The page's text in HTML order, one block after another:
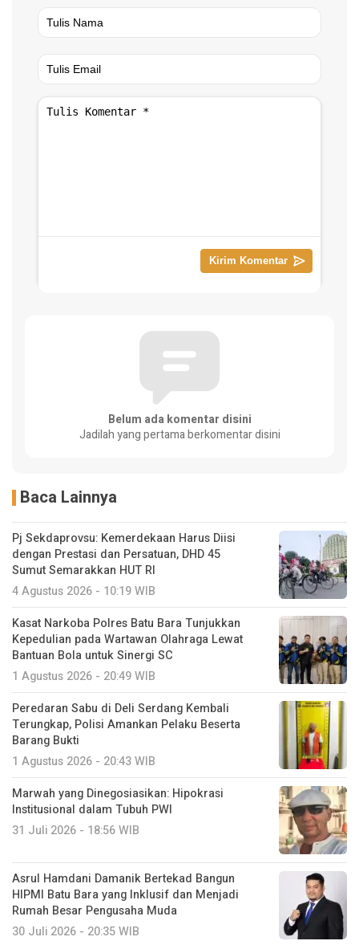
Belum ada komentar disini
Jadilah yang pertama berkomentar disini
Baca Lainnya
Pj Sekdaprovsu: Kemerdekaan Harus Diisi
dengan Prestasi dan Persatuan, DHD 45
Sumut Semarakkan HUT RI
4 Agustus 2026 - 10:19 WIB
Kasat Narkoba Polres Batu Bara Tunjukkan
Kepedulian pada Wartawan Olahraga Lewat
Bantuan Bola untuk Sinergi SC
1 Agustus 2026 - 20:49 WIB
Peredaran Sabu di Deli Serdang Kembali
Terungkap, Polisi Amankan Pelaku Beserta
Barang Bukti
1 Agustus 2026 - 20:43 WIB
Marwah yang Dinegosiasikan: Hipokrasi
Institusional dalam Tubuh PWI
31 Juli 2026 - 18:56 WIB
Asrul Hamdani Damanik Bertekad Bangun
HIPMI Batu Bara yang Inklusif dan Menjadi
Rumah Besar Pengusaha Muda
30 Juli 2026 - 20:35 WIB